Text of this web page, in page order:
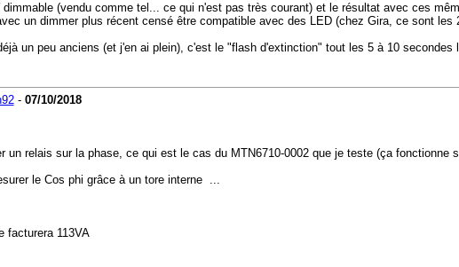
(vendu comme tel... ce qui n'est pas très courant) et le résultat avec ces
un dimmer plus récent censé être compatible avec des LED (chez Gira, ce sont les
un peu anciens (et j'en ai plein), c'est le "flash d'extinction" tout les 5 à 10
- 07/10/2018
relais sur la phase, ce qui est le cas du MTN6710-0002 que je teste (ça fonctionne
le Cos phi grâce à un tore interne ...
facturera 113VA